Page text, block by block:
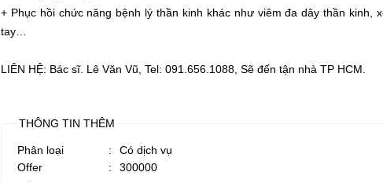
+ Phục hồi chức năng bệnh lý thần kinh khác như viêm đa dây thần
tay…
LIÊN HỆ: Bác sĩ. Lê Văn Vũ, Tel: 091.656.1088, Sẽ đến tận nhà TP HCM.
THÔNG TIN THÊM
Phân loại :
Có dịch vụ
Offer
:
300000